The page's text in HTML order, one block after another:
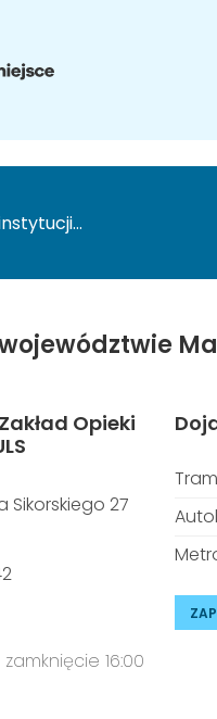
Opieki
Sikorskiego 27
16:00